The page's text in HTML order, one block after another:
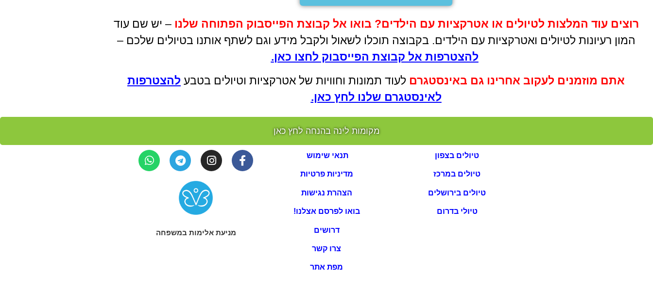
רוצים עוד המלצות לטיולים או אטרקציות עם הילדים? בואו אל קבוצת הפייסבוק הפתוחה שלנו – יש שם עוד
המון רעיונות לטיולים ואטרקציות עם הילדים. בקבוצה תוכלו לשאול ולקבל מידע וגם לשתף אותנו בטיולים שלכם –
להצטרפות אל קבוצת הפייסבוק לחצו כאן.
אתם מוזמנים לעקוב אחרינו גם באינסטגרם לעוד תמונות וחוויות של אטרקציות וטיולים בטבע להצטרפות
לאינסטגרם שלנו לחץ כאן.
מקומות לינה בהנחה לחץ כאן
טיולים בצפון
טיולים במרכז
טיולים בירושלים
טיולי בדרום
תנאי שימוש
מדיניות פרטיות
הצהרת נגישות
בואו לפרסם אצלנו!
דרושים
צרו קשר
מפת אתר
מניעת אלימות במשפחה